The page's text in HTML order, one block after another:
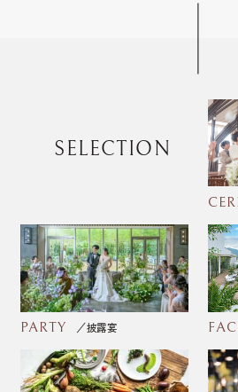
SELECTION
PARTY 披露宴